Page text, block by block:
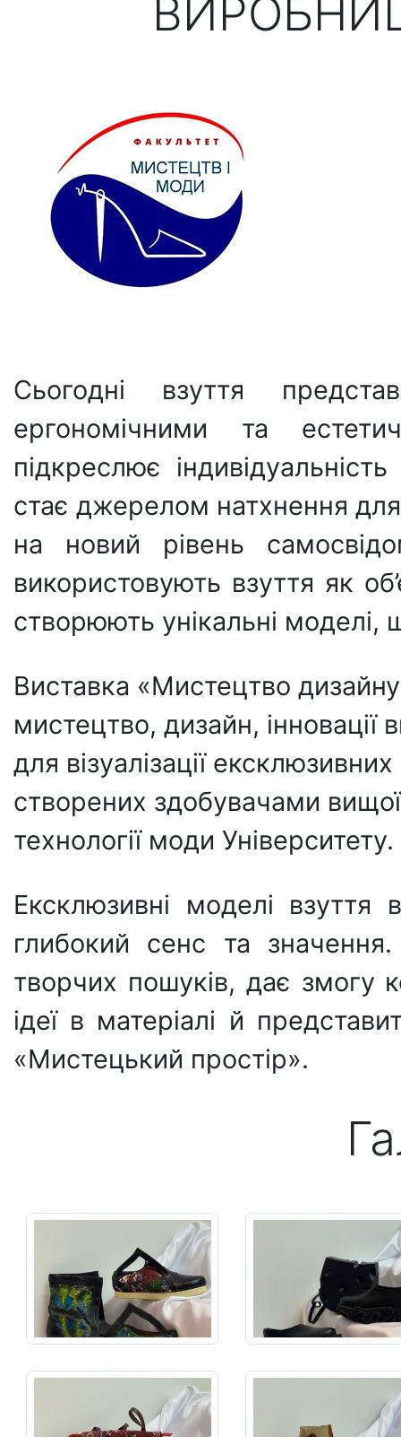
Сьогодні взуття
ергономічними та
підкреслює
стає джерелом натхнення для
на новий рівень
використовують взуття як
створюють унікальні
Виставка «Мистецтво
мистецтво, дизайн,
для візуалізації
створених здобувачами
технології моди Університету.
Ексклюзивні моделі
глибокий сенс та
творчих пошуків, дає змогу
ідеї в матеріалі й
«Мистецький простір».